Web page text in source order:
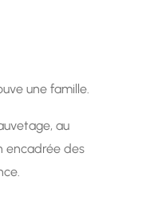
une famille.
au
encadrée des